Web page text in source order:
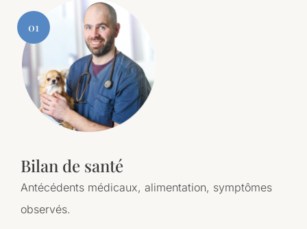
01
Bilan de santé
Antécédents médicaux, alimentation, symptômes
observés.